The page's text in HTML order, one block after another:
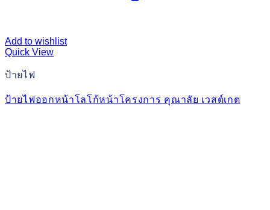
Add to wishlist
Quick View
ป้ายไฟ
ป้ายไฟออกหน้าโลโก้หน้าโครงการ คุณาลัย เวสต์เกต